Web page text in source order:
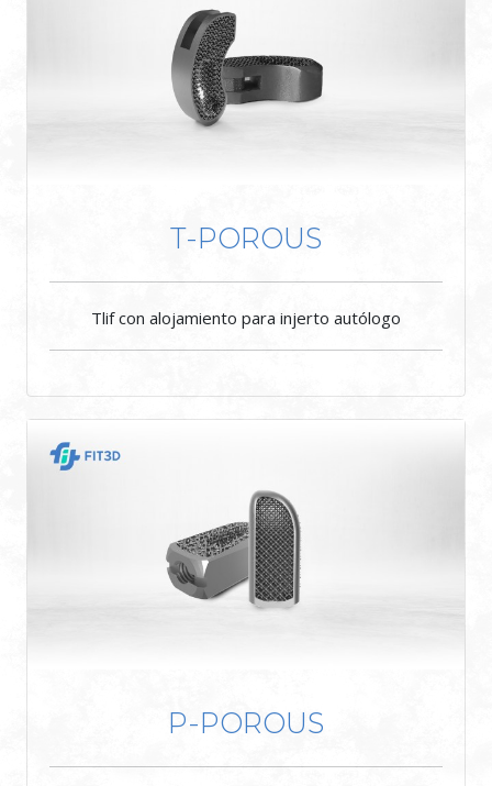
T-POROUS
Tlif con alojamiento para injerto autólogo
P-POROUS